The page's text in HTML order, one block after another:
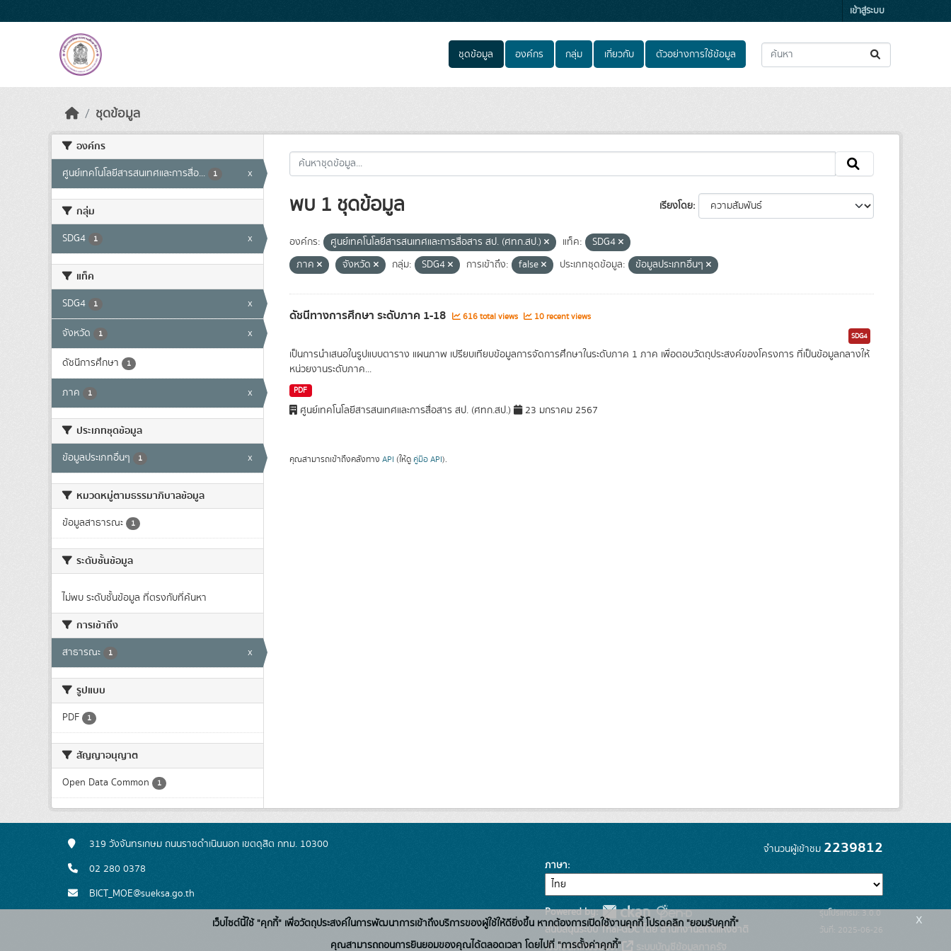
เข้าสู่ระบบ
ชุดข้อมูล องค์กร กลุ่ม เกี่ยวกับ ตัวอย่างการใช้ข้อมูล
ชุดข้อมูล
องค์กร
ศูนย์เทคโนโลยีสารสนเทศและการสื่อ... 1 x
กลุ่ม
SDG4 1 x
แท็ค
SDG4 1 x
จังหวัด 1 x
ดัชนีการศึกษา 1
ภาค 1 x
ประเภทชุดข้อมูล
ข้อมูลประเภทอื่นๆ 1 x
หมวดหมู่ตามธรรมาภิบาลข้อมูล
ข้อมูลสาธารณะ 1
ระดับชั้นข้อมูล
ไม่พบ ระดับชั้นข้อมูล ที่ตรงกับที่ค้นหา
การเข้าถึง
สาธารณะ 1 x
รูปแบบ
PDF 1
สัญญาอนุญาต
Open Data Common 1
เรียงโดย
พบ 1 ชุดข้อมูล
องค์กร: ศูนย์เทคโนโลยีสารสนเทศและการสื่อสาร สป. (ศทก.สป.) แท็ค:
SDG4
ภาค
จังหวัด กลุ่ม: SDG4 การเข้าถึง: false ประเภทชุดข้อมูล: ข้อมูลประเภทอื่นๆ
ดัชนีทางการศึกษา ระดับภาค 1-18 616 total views 10 recent views
SDG4
เป็นการนำเสนอในรูปแบบตาราง แผนภาพ เปรียบเทียบข้อมูลการจัดการศึกษาในระดับภาค 1 ภาค เพื่อตอบวัตถุประสงค์ของโครงการ ที่เป็นข้อมูลกลางให้
หน่วยงานระดับภาค...
PDF
ศูนย์เทคโนโลยีสารสนเทศและการสื่อสาร สป. (ศทก.สป.) 23 มกราคม 2567
คุณสามารถเข้าถึงคลังทาง API (ให้ดู คู่มือ API).
319 วังจันทรเกษม ถนนราชดำเนินนอก เขตดุสิต กทม. 10300
02 280 0378
BICT_MOE@sueksa.go.th
จำนวนผู้เข้าชม 2239812
ภาษา
Powered by:
สนับสนุนระบบ Thai-GDC โดย สำนักงานสถิติแห่งชาติ
เว็บไซต์ที่เกี่ยวข้อง:
รุ่นโปรแกรม: 3.0.0
วันที่: 2025-06-26
เว็บไซต์นี้ใช้ "คุกกี้" เพื่อวัตถุประสงค์ในการพัฒนาการเข้าถึงบริการของผู้ใช้ให้ดียิ่งขึ้น หากต้องการเปิดใช้งานคุกกี้ โปรดคลิก "ยอมรับคุกกี้"
คุณสามารถถอนการยินยอมของคุณได้ตลอดเวลา โดยไปที่ "การตั้งค่าคุกกี้"
x